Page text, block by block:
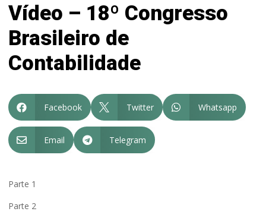
Vídeo – 18º Congresso
Brasileiro de
Contabilidade
 Facebook  Twitter  Whatsapp
 Email  Telegram
Parte 1
Parte 2